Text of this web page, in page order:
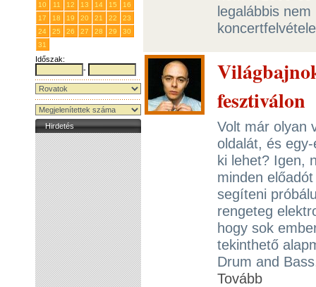
10
11 12 13 14 15
16
17
18 19 20 21 22
23
24
25 26 27 28 29
30
31
Időszak:
-
Hirdetés
legalábbis
fesztiválon
Volt már olyan
oldalát, és
ki lehet? Igen,
minden
segíteni
rengeteg
hogy sok
tekinthető
Drum and
Tovább